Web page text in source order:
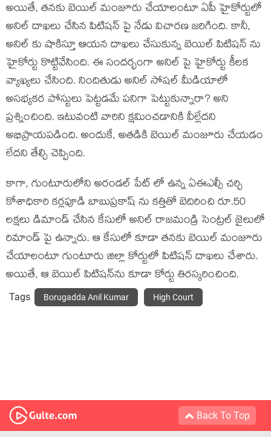
అయితే, తనకు బెయిల్ మంజూరు చేయాలంటూ ఏపీ హైకోర్టులో
అనిల్ దాఖలు చేసిన పిటిషన్ పై నేడు విచారణ జరిగింది. కానీ,
అనిల్ కు షాకిస్తూ ఆయన దాఖలు చేసుకున్న బెయిల్ పిటిషన్ ను
హైకోర్టు కొట్టివేసింది. ఈ సందర్భంగా అనిల్ పై హైకోర్టు కీలక
వ్యాఖ్యలు చేసింది. నిందితుడు అనిల్ సోషల్‌ మీడియాలో
అసభ్యకర పోస్టులు పెట్టడమే పనిగా పెట్టుకున్నారా? అని
ప్రశ్నించింది. ఇటువంటి వారిని క్షమించడానికి వీల్లేదని
అభిప్రాయపడింది. అందుకే, అతడికి బెయిల్ మంజూరు చేయడం
లేదని తేల్చి చెప్పింది.
కాగా, గుంటూరులోని అరండల్ పేట్ లో ఉన్న ఏఈఎల్సీ చర్చి
కోశాధికారి కర్లపూడి బాబుప్రకాష్ ను కత్తితో బెదిరించి రూ.50
లక్షలు డిమాండ్‌ చేసిన కేసులో అనిల్‌ రాజమండ్రి సెంట్రల్‌ జైలులో
రిమాండ్ పై ఉన్నారు. ఆ కేసులో కూడా తనకు బెయిల్ మంజూరు
చేయాలంటూ గుంటూరు జిల్లా కోర్టులో పిటిషన్‌ దాఖలు చేశారు.
అయితే, ఆ బెయిల్‌ పిటిషన్‌ను కూడా కోర్టు తిరస్కరించింది.
Tags Borugadda Anil Kumar High Court
Back To Top